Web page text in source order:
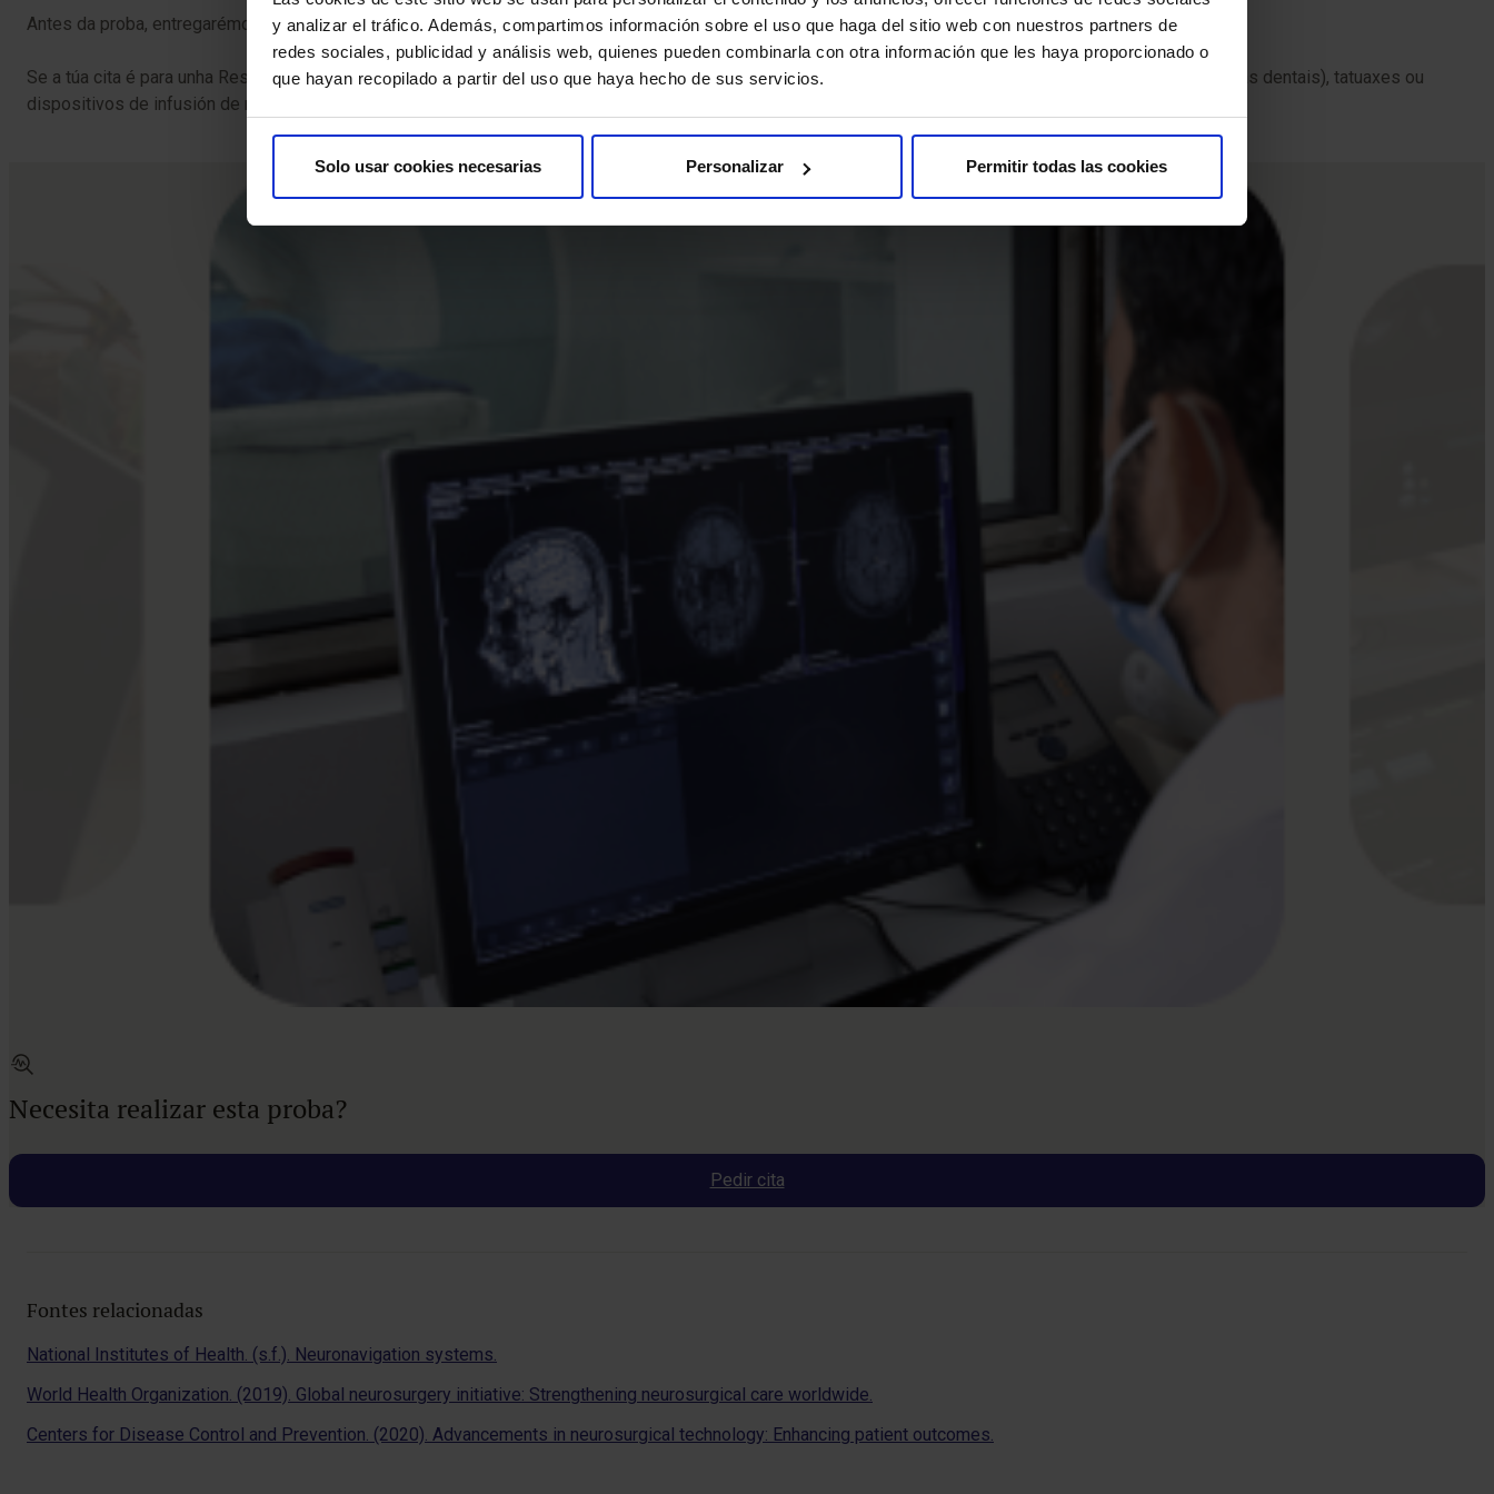
y analizar el tráfico. Además, compartimos información sobre el uso que haga del sitio web con nuestros partners de
redes sociales, publicidad y análisis web, quienes pueden combinarla con otra información que les haya proporcionado o
que hayan recopilado a partir del uso que haya hecho de sus servicios.
Solo usar cookies necesarias Personalizar Permitir todas las cookies
Antes da proba, entregarémosche o Consentimento Informado, un documento con información importante que deberás ler e asinar.
Se a túa cita é para unha Resonancia Magnética (RM), é crucial que nos informes sobre a presenza de marcapasos, obxectos metálicos, próteses (incluídas as dentais), tatuaxes ou
dispositivos de infusión de medicamentos, como bombas de insulina.
Necesita realizar esta proba?
Pedir cita
Fontes relacionadas
National Institutes of Health. (s.f.). Neuronavigation systems.
World Health Organization. (2019). Global neurosurgery initiative: Strengthening neurosurgical care worldwide.
Centers for Disease Control and Prevention. (2020). Advancements in neurosurgical technology: Enhancing patient outcomes.